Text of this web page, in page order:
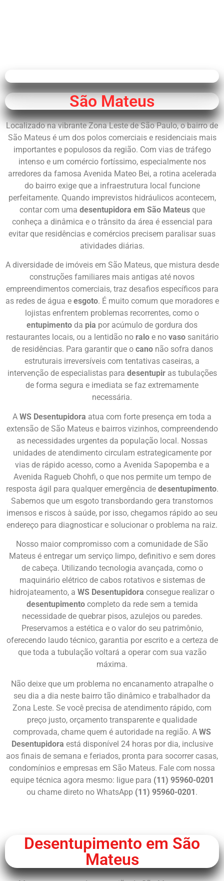
São Mateus
Localizado na vibrante Zona Leste de São Paulo, o bairro de
São Mateus é um dos polos comerciais e residenciais mais
importantes e populosos da região. Com vias de tráfego
intenso e um comércio fortíssimo, especialmente nos
arredores da famosa Avenida Mateo Bei, a rotina acelerada
do bairro exige que a infraestrutura local funcione
perfeitamente. Quando imprevistos hidráulicos acontecem,
contar com uma desentupidora em São Mateusque
conheça a dinâmica e o trânsito da área é essencial para
evitar que residências e comércios precisem paralisar suas
atividades diárias.
A diversidade de imóveis em São Mateus, que mistura desde
construções familiares mais antigas até novos
empreendimentos comerciais, traz desafios específicos para
as redes de água e esgoto. É muito comum que moradores e
lojistas enfrentem problemas recorrentes, como o
entupimento da pia por acúmulo de gordura dos
restaurantes locais, ou a lentidão no raloe no vasosanitário
de residências. Para garantir que o canonão sofra danos
estruturais irreversíveis com tentativas caseiras, a
intervenção de especialistas para desentupiras tubulações
de forma segura e imediata se faz extremamente
necessária.
A WS Desentupidora atua com forte presença em toda a
extensão de São Mateus e bairros vizinhos, compreendendo
as necessidades urgentes da população local. Nossas
unidades de atendimento circulam estrategicamente por
vias de rápido acesso, como a Avenida Sapopemba e a
Avenida Ragueb Chohfi, o que nos permite um tempo de
resposta ágil para qualquer emergência de desentupimento.
Sabemos que um esgoto transbordando gera transtornos
imensos e riscos à saúde, por isso, chegamos rápido ao seu
endereço para diagnosticar e solucionar o problema na raiz.
Nosso maior compromisso com a comunidade de São
Mateus é entregar um serviço limpo, definitivo e sem dores
de cabeça. Utilizando tecnologia avançada, como o
maquinário elétrico de cabos rotativos e sistemas de
hidrojateamento, a WS Desentupidora consegue realizar o
desentupimentocompleto da rede sem a temida
necessidade de quebrar pisos, azulejos ou paredes.
Preservamos a estética e o valor do seu patrimônio,
oferecendo laudo técnico, garantia por escrito e a certeza de
que toda a tubulação voltará a operar com sua vazão
máxima.
Não deixe que um problema no encanamento atrapalhe o
seu dia a dia neste bairro tão dinâmico e trabalhador da
Zona Leste. Se você precisa de atendimento rápido, com
preço justo, orçamento transparente e qualidade
comprovada, chame quem é autoridade na região. A WS
Desentupidora está disponível 24 horas por dia, inclusive
aos finais de semana e feriados, pronta para socorrer casas,
condomínios e empresas em São Mateus. Fale com nossa
equipe técnica agora mesmo: ligue para (11) 95960-0201
ou chame direto no WhatsApp (11) 95960-0201.
Desentupimento em São
Mateus